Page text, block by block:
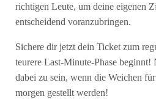
richtigen Leute, um deine eigenen
entscheidend voranzubringen.
Sichere dir jetzt dein Ticket zum
teurere Last-Minute-Phase beginnt!
dabei zu sein, wenn die Weichen
morgen gestellt werden!